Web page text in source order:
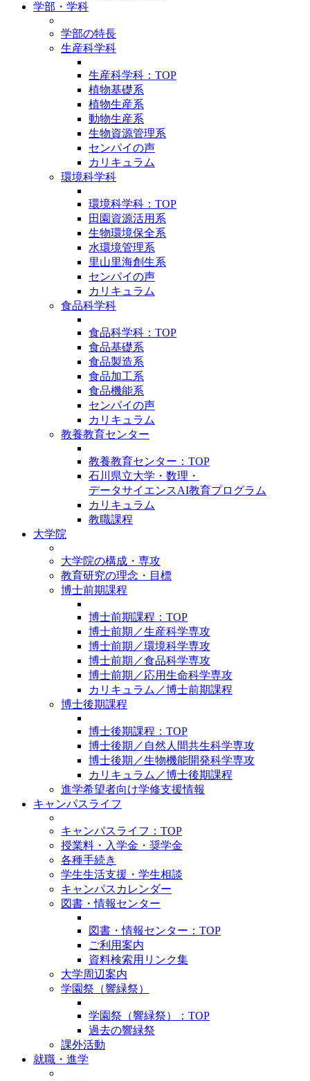
学部・学科
学部の特長
生産科学科
生産科学科：TOP
植物基礎系
植物生産系
動物生産系
生物資源管理系
センパイの声
カリキュラム
環境科学科
環境科学科：TOP
田園資源活用系
生物環境保全系
水環境管理系
里山里海創生系
センパイの声
カリキュラム
食品科学科
食品科学科：TOP
食品基礎系
食品製造系
食品加工系
食品機能系
センパイの声
カリキュラム
教養教育センター
教養教育センター：TOP
石川県立大学・数理・
データサイエンスAI教育プログラム
カリキュラム
教職課程
大学院
大学院の構成・専攻
教育研究の理念・目標
博士前期課程
博士前期課程：TOP
博士前期／生産科学専攻
博士前期／環境科学専攻
博士前期／食品科学専攻
博士前期／応用生命科学専攻
カリキュラム／博士前期課程
博士後期課程
博士後期課程：TOP
博士後期／自然人間共生科学専攻
博士後期／生物機能開発科学専攻
カリキュラム／博士後期課程
進学希望者向け学修支援情報
キャンパスライフ
キャンパスライフ：TOP
授業料・入学金・奨学金
各種手続き
学生生活支援・学生相談
キャンパスカレンダー
図書・情報センター
図書・情報センター：TOP
ご利用案内
資料検索用リンク集
大学周辺案内
学園祭（響緑祭）
学園祭（響緑祭）：TOP
過去の響緑祭
課外活動
就職・進学